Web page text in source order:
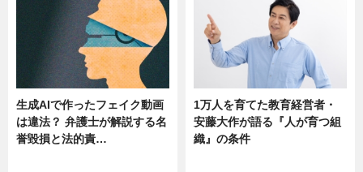
生成AIで作ったフェイク動画
は違法？ 弁護士が解説する名
誉毀損と法的責…
1万人を育てた教育経営者・
安藤大作が語る『人が育つ組
織』の条件